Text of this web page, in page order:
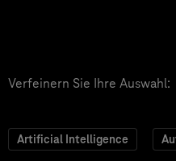
Verfeinern Sie Ihre Auswahl:
Artificial Intelligence